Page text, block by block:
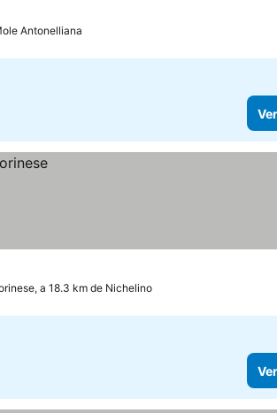
Antonelliana
a 18.3 km de Nichelino